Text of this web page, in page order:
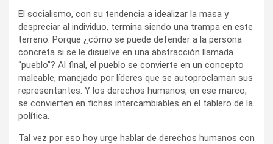
El socialismo, con su tendencia a idealizar la masa y
despreciar al individuo, termina siendo una trampa en este
terreno. Porque ¿cómo se puede defender a la persona
concreta si se le disuelve en una abstracción llamada
“pueblo”? Al final, el pueblo se convierte en un concepto
maleable, manejado por líderes que se autoproclaman sus
representantes. Y los derechos humanos, en ese marco,
se convierten en fichas intercambiables en el tablero de la
política.
Tal vez por eso hoy urge hablar de derechos humanos con